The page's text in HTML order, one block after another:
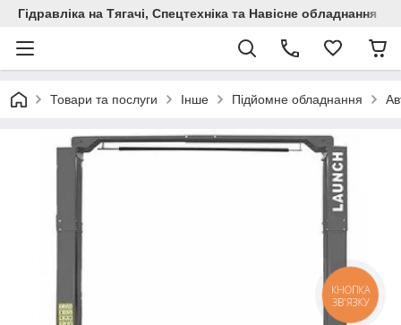
Гідравліка на Тягачі, Спецтехніка та Навісне обладнання
Товари та послуги Інше Підйомне обладнання
КНОПКА
ЗВ'ЯЗКУ